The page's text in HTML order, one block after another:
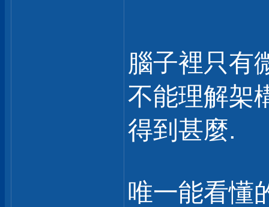
腦子裡只有
不能理解架
得到甚麼.
唯一能看懂